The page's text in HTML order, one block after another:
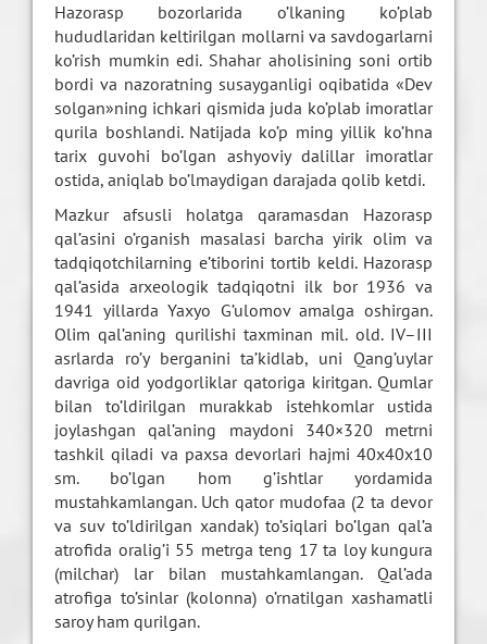
Hazorasp bozorlarida o’lkaning ko’plab
hududlaridan keltirilgan mollarni va savdogarlarni
ko’rish mumkin edi. Shahar aholisining soni ortib
bordi va nazoratning susayganligi oqibatida «Dev
solgan»ning ichkari qismida juda ko’plab imoratlar
qurila boshlandi. Natijada ko’p ming yillik ko’hna
tarix guvohi bo’lgan ashyoviy dalillar imoratlar
ostida, aniqlab bo’lmaydigan darajada qolib ketdi.
Mazkur afsusli holatga qaramasdan Hazorasp
qal’asini o’rganish masalasi barcha yirik olim va
tadqiqotchilarning e’tiborini tortib keldi. Hazorasp
qal’asida arxeologik tadqiqotni ilk bor 1936 va
1941 yillarda Yaxyo G’ulomov amalga oshirgan.
Olim qal’aning qurilishi taxminan mil. old. IV–III
asrlarda ro’y berganini ta’kidlab, uni Qang’uylar
davriga oid yodgorliklar qatoriga kiritgan. Qumlar
bilan to’ldirilgan murakkab istehkomlar ustida
joylashgan qal’aning maydoni 340×320 metrni
tashkil qiladi va paxsa devorlari hajmi 40x40x10
sm. bo’lgan hom g’ishtlar yordamida
mustahkamlangan. Uch qator mudofaa (2 ta devor
va suv to’ldirilgan xandak) to’siqlari bo’lgan qal’a
atrofida oralig’i 55 metrga teng 17 ta loy kungura
(milchar) lar bilan mustahkamlangan. Qal’ada
atrofiga to’sinlar (kolonna) o’rnatilgan xashamatli
saroy ham qurilgan.